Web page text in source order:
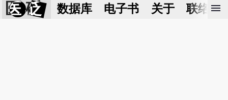
医 砭 数据库 电子书 关于 联络我
menu